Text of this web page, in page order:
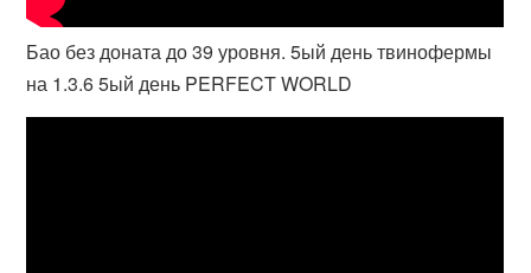
Бао без доната до 39 уровня. 5ый день твинофермы
на 1.3.6 5ый день PERFECT WORLD